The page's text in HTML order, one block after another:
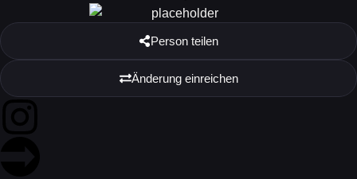
Person teilen
Änderung einreichen